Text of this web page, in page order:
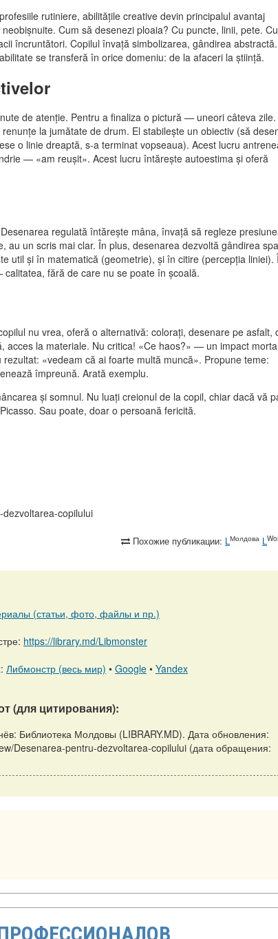
rutiniere, abilitățile creative devin principalul avantaj
Cum să desenezi ploaia? Cu puncte, linii, pete.
încruntători. Copilul învață simbolizarea, gândirea
se transferă în orice domeniu: de la afaceri la știință.
de atenție. Pentru a finaliza o pictură — uneori câteva zile.
la jumătate de drum. El stabilește un obiectiv (să
o linie dreaptă, s-a terminat vopseaua). Acest lucru
— «am reușit». Acest lucru întărește autoestima și oferă
regulată întărește mâna, învață să regleze
au un scris mai clar. În plus, desenarea dezvoltă gândirea
util și în matematică (geometrie), și în citire (percepția liniei).
fără de care nu se poate în școală.
nu vrea, oferă o alternativă: colorați, desenare pe asfalt,
acces la materiale. Nu critica! «Ce haos?» — un impact mortal
«vedeam că ai foarte multă muncă». Propune teme:
împreună. Arată exemplu.
și somnul. Nu luați creionul de la copil, chiar dacă vă
Sau poate, doar o persoană fericită.
copilului
Похожие публикации: LМолдова L
(статьи, фото, файлы и пр.)
https://library.md/Libmonster
Либмонстр (весь мир) • Google • Yandex
(для цитирования):
Библиотека Молдовы (LIBRARY.MD). Дата обновления:
Desenarea-pentru-dezvoltarea-copilului (дата обращения: